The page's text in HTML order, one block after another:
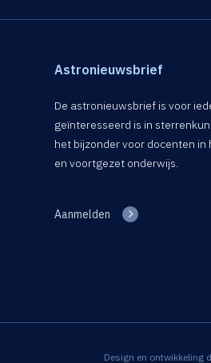
Astronieuwsbrief
De astronieuwsbrief is voor
geïnteresseerd is in
het bijzonder voor docenten in
en voortgezet onderwijs.
Aanmelden
Design en ontwikkeling